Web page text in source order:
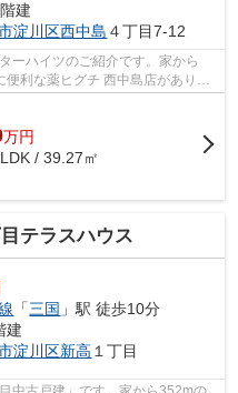
建
淀川区西中島 ４丁目7-12
ーハイツのご紹介です。家から
利な薬ヒグチ 西中島店がありま
万円
/ 39.27㎡
テラスハウス
「三国 」駅 徒歩10分
建
淀川区新高 １丁目